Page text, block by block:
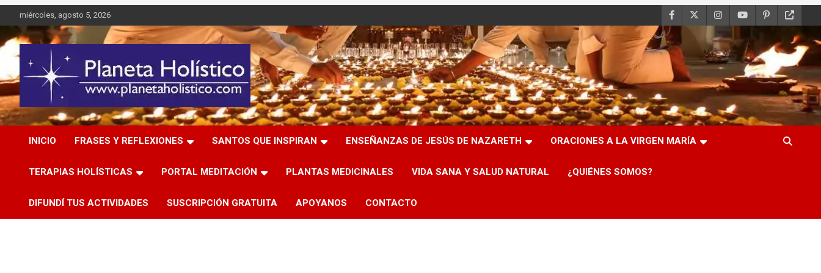
al
contenido
miércoles, agosto 5, 2026
Planeta Holístico
Difusión de espiritualidad, terapias alternativas holísticas,
cursos, talleres y seminarios
INICIO
FRASES Y REFLEXIONES SANTOS QUE INSPIRAN ENSEÑANZAS DE JESÚS DE NAZARETH ORACIONES A LA VIRGEN MARÍA
TERAPIAS HOLÍSTICAS PORTAL MEDITACIÓN PLANTAS MEDICINALES VIDA SANA Y SALUD NATURAL ¿QUIÉNES SOMOS?
DIFUNDÍ TUS ACTIVIDADES SUSCRIPCIÓN GRATUITA APOYANOS CONTACTO